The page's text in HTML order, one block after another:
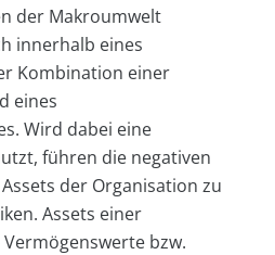
der Makroumwelt
innerhalb eines
Kombination einer
eines
Wird dabei eine
führen die negativen
der Organisation zu
Assets einer
bzw.